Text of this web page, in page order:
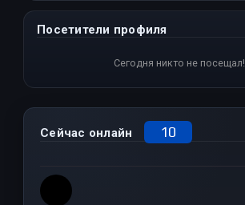
Посетители профиля
Сегодня никто не посещал!
Сейчас онлайн 10